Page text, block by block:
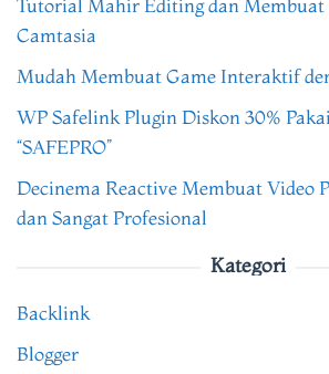
Tutorial Mahir Editing dan Membuat
Camtasia
Mudah Membuat Game Interaktif
WP Safelink Plugin Diskon 30%
“SAFEPRO”
Decinema Reactive Membuat Video
dan Sangat Profesional
Kategori
Backlink
Blogger